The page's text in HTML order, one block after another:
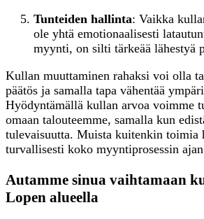
Tunteiden hallinta: Vaikka
ole yhtä emotionaalisesti
myynti, on silti tärkeää lähestyä
Kullan muuttaminen rahaksi voi olla
päätös ja samalla tapa vähentää
Hyödyntämällä kullan arvoa voimme
omaan talouteemme, samalla kun
tulevaisuutta. Muista kuitenkin toimia
turvallisesti koko myyntiprosessin
Autamme sinua vaihtamaan
Lopen alueella